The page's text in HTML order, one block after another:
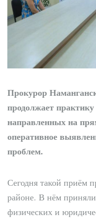
Прокурор
продолжает
направленных на
оперативное
проблем.
Сегодня такой приём
районе. В нём
физических и